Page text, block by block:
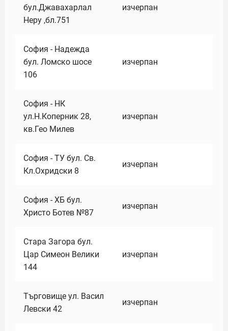
бул.Джавахарлал
Неру ,бл.751
изчерпан
София - Надежда
бул. Ломско шосе
106
изчерпан
София - НК
ул.Н.Коперник 28,
кв.Гео Милев
изчерпан
София - ТУ бул. Св.
Кл.Охридски 8
изчерпан
София - ХБ бул.
Христо Ботев №87
изчерпан
Стара Загора бул.
Цар Симеон Велики
144
изчерпан
Търговище ул. Васил
Левски 42
изчерпан